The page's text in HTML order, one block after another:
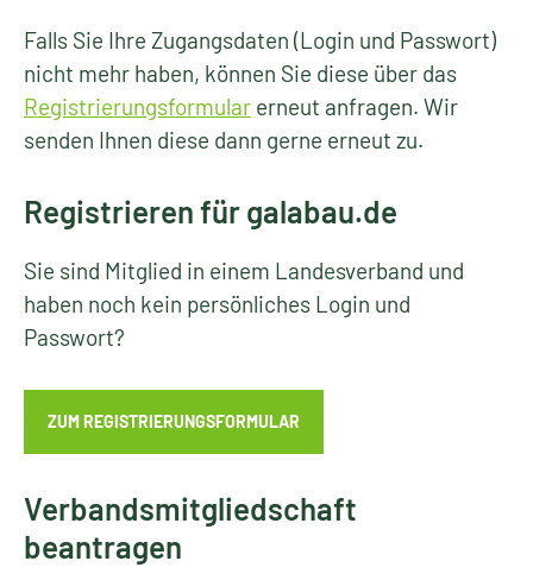
Falls Sie Ihre Zugangsdaten (Login und Passwort)
nicht mehr haben, können Sie diese über das
Registrierungsformular erneut anfragen. Wir
senden Ihnen diese dann gerne erneut zu.
Registrieren für galabau.de
Sie sind Mitglied in einem Landesverband und
haben noch kein persönliches Login und
Passwort?
ZUM REGISTRIERUNGSFORMULAR
Verbandsmitgliedschaft
beantragen